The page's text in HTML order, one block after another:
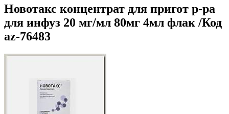
Новотакс концентрат для пригот р-ра
для инфуз 20 мг/мл 80мг 4мл флак /Код
az-76483